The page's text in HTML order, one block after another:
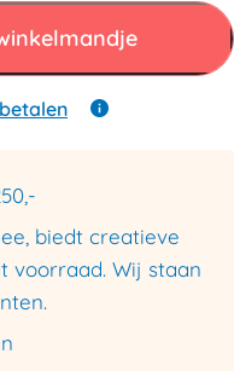
biedt creatieve
voorraad. Wij staan